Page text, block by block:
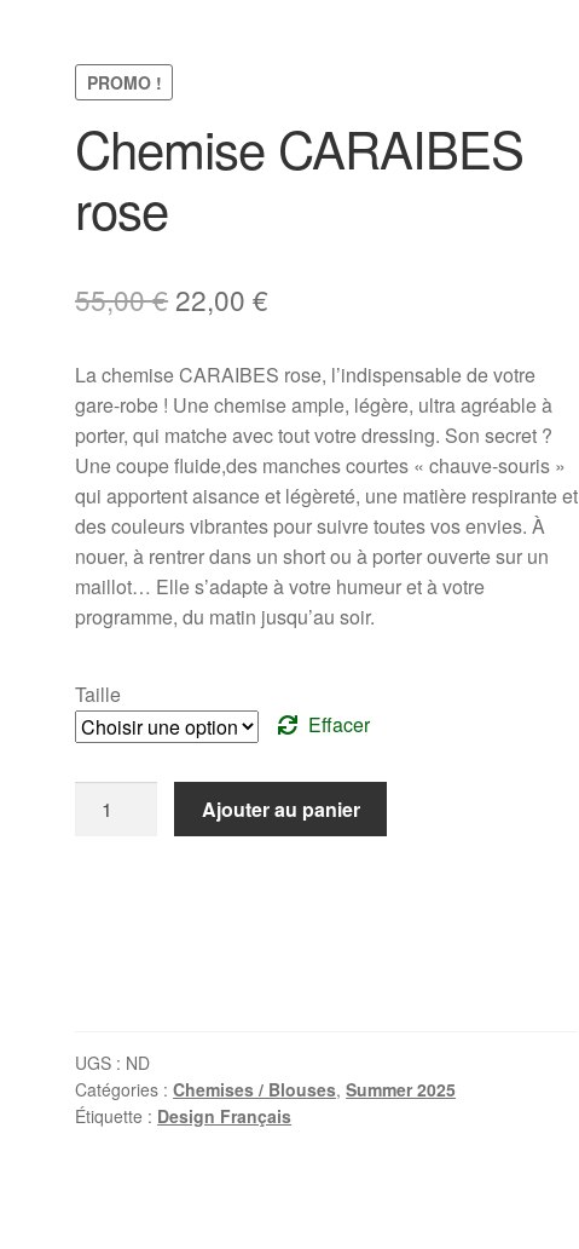
PROMO !
Chemise CARAIBES
rose
55,00€ Le
initial
était :
55,00 €.
22,00€
actuel
est :
22,00 €.
La chemise CARAIBES rose, l’indispensable de votre
gare-robe ! Une chemise ample, légère, ultra agréable à
porter, qui matche avec tout votre dressing. Son secret ?
Une coupe fluide,des manches courtes « chauve-souris »
qui apportent aisance et légèreté, une matière respirante et
des couleurs vibrantes pour suivre toutes vos envies. À
nouer, à rentrer dans un short ou à porter ouverte sur un
maillot… Elle s’adapte à votre humeur et à votre
programme, du matin jusqu’au soir.
Taille
Effacer
Ajouter au panier
UGS : ND
Catégories :Chemises / Blouses,Summer 2025
Étiquette : Design Français